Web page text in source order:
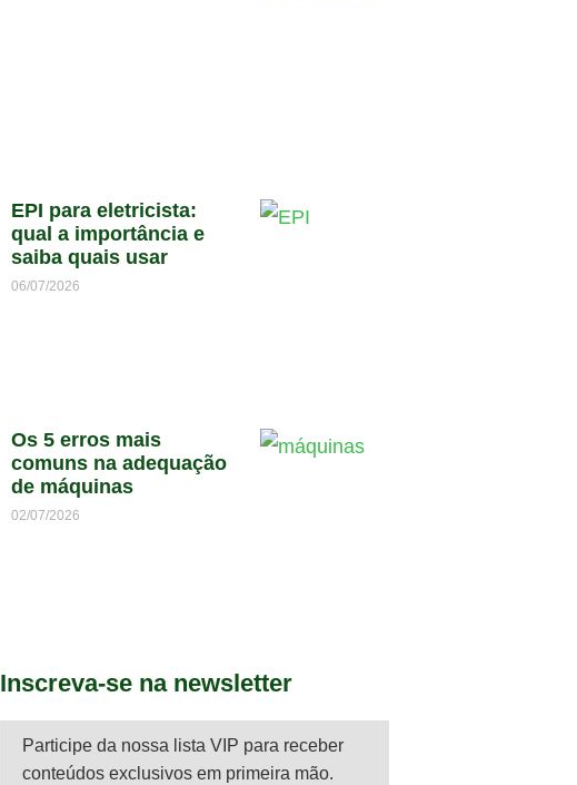
EPI para eletricista:
qual a importância e
saiba quais usar
06/07/2026
Os 5 erros mais
comuns na adequação
de máquinas
02/07/2026
Inscreva-se na newsletter
Participe da nossa lista VIP para receber
conteúdos exclusivos em primeira mão.